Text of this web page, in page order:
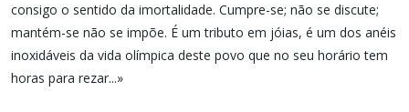
consigo o sentido da imortalidade. Cumpre-se; não se discute;
mantém-se não se impõe. É um tributo em jóias, é um dos anéis
inoxidáveis da vida olímpica deste povo que no seu horário tem
horas para rezar...»